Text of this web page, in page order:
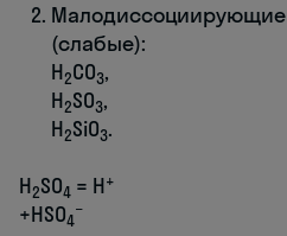
Малодиссоциирующие
(слабые):
H2CO3,
H2SO3,
H2SiO3.
H2SO4 = H+
+HSO4
−